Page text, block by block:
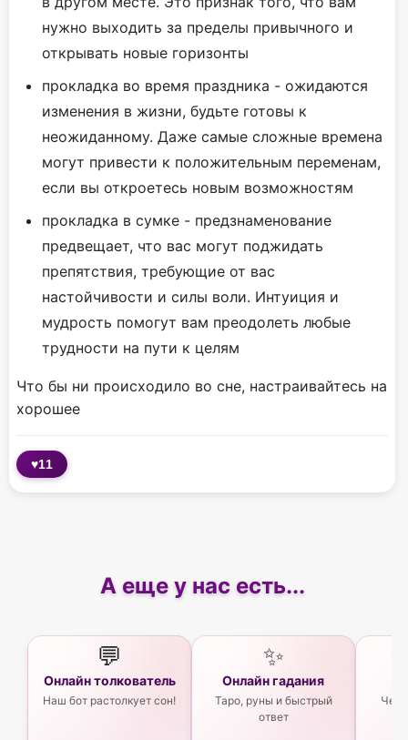
нужно выходить за пределы привычного и
открывать новые горизонты
прокладка во время праздника - ожидаются
изменения в жизни, будьте готовы к
неожиданному. Даже самые сложные времена
могут привести к положительным переменам,
если вы откроетесь новым возможностям
прокладка в сумке - предзнаменование
предвещает, что вас могут поджидать
препятствия, требующие от вас
настойчивости и силы воли. Интуиция и
мудрость помогут вам преодолеть любые
трудности на пути к целям
Что бы ни происходило во сне, настраивайтесь на
хорошее
♥11
А еще у нас есть...
💬
Онлайн толкователь
Наш бот растолкует сон!
✨
Онлайн гадания
Таро, руны и быстрый
ответ